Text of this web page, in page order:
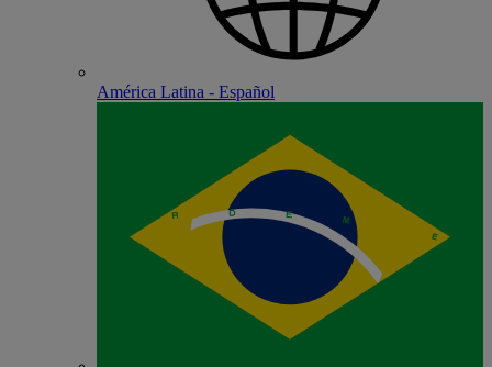
América Latina - Español